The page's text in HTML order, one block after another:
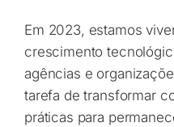
Em 2023, estamos
crescimento
agências e
tarefa de transformar
práticas para